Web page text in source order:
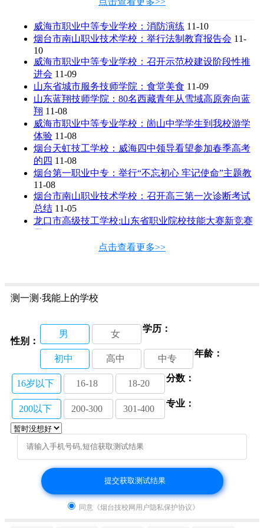
威海市职业中等专业学校：消防演练 11-10
烟台市南山职业技术学校：举行法制教育报告会 11-
10
威海市职业中等专业学校：召开示范校建设阶段性推
进会 11-09
山东省城市服务技师学院：食堂美食 11-09
山东蓝翔技师学院：80名西藏青年从雪域高原奔向蓝
翔 11-08
威海市职业中等专业学校：崮山中学学生到我校游学
体验 11-08
烟台天虹技工学校：威海四中领导看望参加春季高考
的四 11-08
烟台第一职业中专：举行“不忘初心 牢记使命”主题教
11-08
烟台市南山职业技术学校：召开高三第一次诊断考试
总结 11-05
龙口市高级技工学校:山东省职业院校技能大赛新竞赛
山东蓝翔技师学院：湘西州人社局领导看望对口扶贫
世界技能大赛烟台选拔赛在烟台工贸技师学院开赛
11-01
点击查看更多>>
测一测·我能上的学校
性别：
男 女
学历：
初中 高中 中专
年龄：
16岁以下 16-18 18-20
分数：
200以下 200-300 301-400
专业：
同意《烟台技校网用户隐私保护协议》